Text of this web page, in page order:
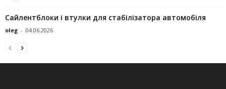
Сайлентблоки і втулки для стабілізатора автомобіля
oleg - 04.06.2026